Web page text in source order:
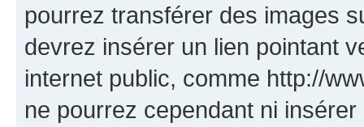
pourrez transférer des images
devrez insérer un lien pointant
internet public, comme http://
ne pourrez cependant ni